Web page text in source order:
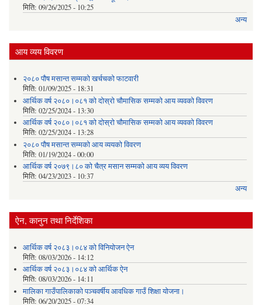
मिति: 09/26/2025 - 10:25
अन्य
आय व्यय विवरण
२०८० पौष मसान्त सम्मको खर्चचको फाटवारी
मिति: 01/09/2025 - 18:31
आर्थिक वर्ष २०८०।०८१ को दोस्रो चौमासिक सम्मको आय व्यवको विवरण
मिति: 02/25/2024 - 13:30
आर्थिक वर्ष २०८०।०८१ को दोस्रो चौमासिक सम्मको आय व्यवको विवरण
मिति: 02/25/2024 - 13:28
२०८० पौष मसान्त सम्मको आय व्ययको विवरण
मिति: 01/19/2024 - 00:00
आर्थिक वर्ष २०७९।८० को चैत्र मसान सम्मको आय व्यय विवरण
मिति: 04/23/2023 - 10:37
अन्य
ऐन, कानुन तथा निर्देशिका
आर्थिक वर्ष २०८३।०८४ को विनियोजन ऐन
मिति: 08/03/2026 - 14:12
आर्थिक वर्ष २०८३।०८४ को आर्थिक ऐन
मिति: 08/03/2026 - 14:11
मालिका गाउँपालिकाको पञ्चवर्षीय आवधिक गाउँ शिक्षा योजना।
मिति: 06/20/2025 - 07:34